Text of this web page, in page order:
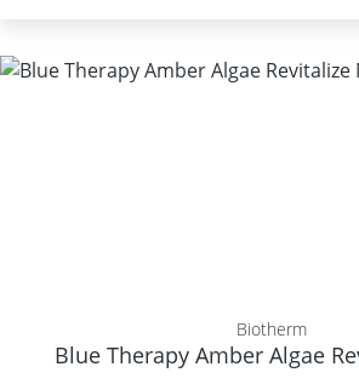
Biotherm
Blue Therapy Amber Algae